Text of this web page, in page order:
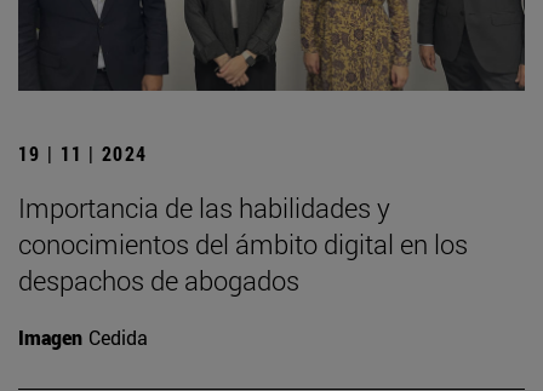
19 | 11 | 2024
Importancia de las habilidades y
conocimientos del ámbito digital en los
despachos de abogados
Imagen Cedida